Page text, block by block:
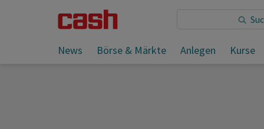
News Börse & Märkte Anlegen Kurse
Sie lesen: